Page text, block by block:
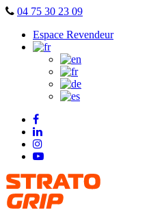
Skip
content
04 75 30 23 09
Espace Revendeur